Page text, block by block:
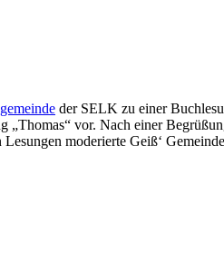
der SELK zu einer
vor. Nach einer
moderierte Geiß‘